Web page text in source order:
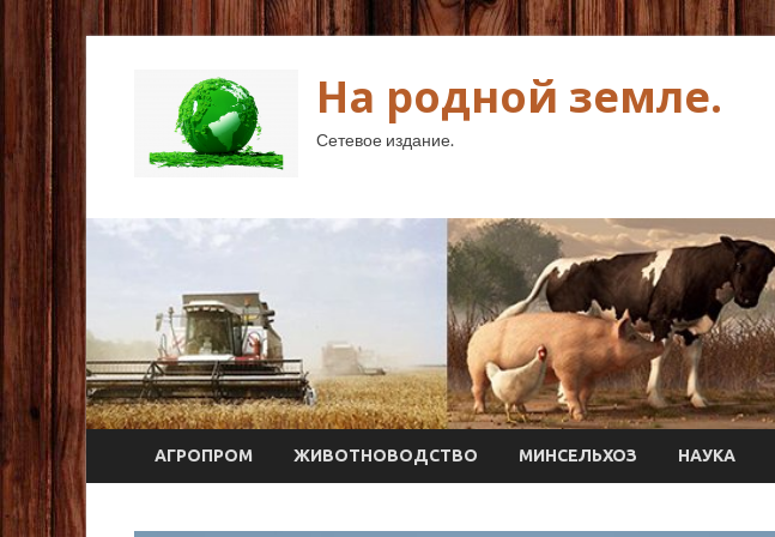
На родной земле.
Сетевое издание.
АГРОПРОМ ЖИВОТНОВОДСТВО МИНСЕЛЬХОЗ НАУКА